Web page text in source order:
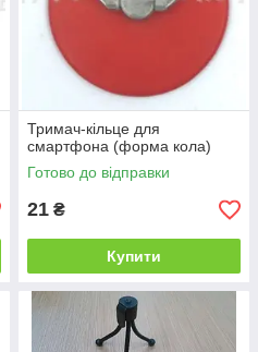
Тримач-кільце для
смартфона (форма кола)
Готово до відправки
21 ₴
Купити